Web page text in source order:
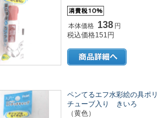
本体価格 138 円
税込価格151円
ペンてるエフ水彩絵の具ポリ
チューブ入り きいろ
（黄色）